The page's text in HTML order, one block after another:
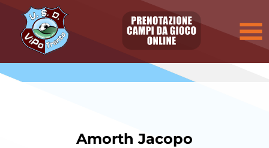
Amorth Jacopo